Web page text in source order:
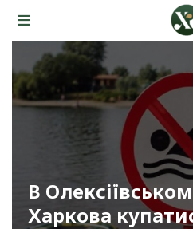
В
Харкова